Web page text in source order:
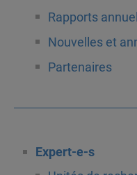
Rapports
Nouvelles et
Partenaires
Expert-e-s